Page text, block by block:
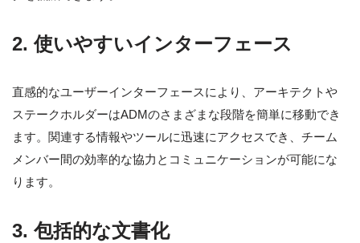
2.使いやすいインターフェース
直感的なユーザーインターフェースにより、アーキテクトや
ステークホルダーはADMのさまざまな段階を簡単に移動でき
ます。関連する情報やツールに迅速にアクセスでき、チーム
メンバー間の効率的な協力とコミュニケーションが可能にな
ります。
3. 包括的な文書化